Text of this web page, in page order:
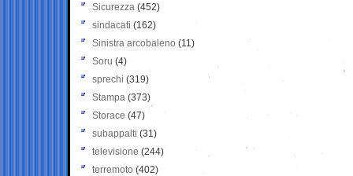
Sicurezza (452)
sindacati (162)
Sinistra arcobaleno (11)
Soru (4)
sprechi (319)
Stampa (373)
Storace (47)
subappalti (31)
televisione(244)
terremoto (402)